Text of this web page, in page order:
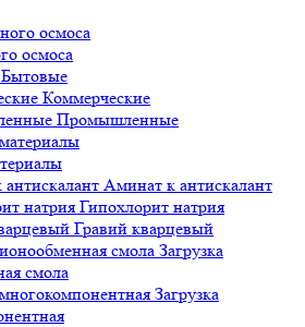
осмоса
Бытовые
Коммерческие
Промышленные
Аминат к антискалант
Гипохлорит натрия
Гравий кварцевый
Загрузка
смола
Загрузка